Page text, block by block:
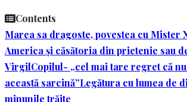
Contents
Marea sa dragoste, povestea cu Mister
America și căsătoria din prietenie sau
VirgilCopilul- „cel mai tare regret că
această sarcină”Legătura cu lumea de
minunile trăite